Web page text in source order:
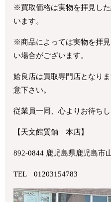
※買取価格は実物を拝見し
います。
※商品によっては実物を拝
い場合がございます。
姶良店は買取専門店となり
意下さい。
従業員一同、心よりお待ちし
【天文館質舗 本店】
892-0844 鹿児島県鹿児島市
TEL 01203154783